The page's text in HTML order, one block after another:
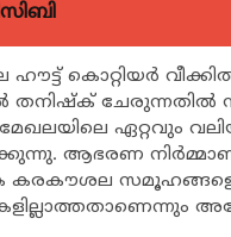
ഹൗട്ട് കൊറ്റിയർ
തനിഷ്ക് ചേരുന്നതിൽ
ഏറ്റവും
ആഭരണ
കരകൗശല